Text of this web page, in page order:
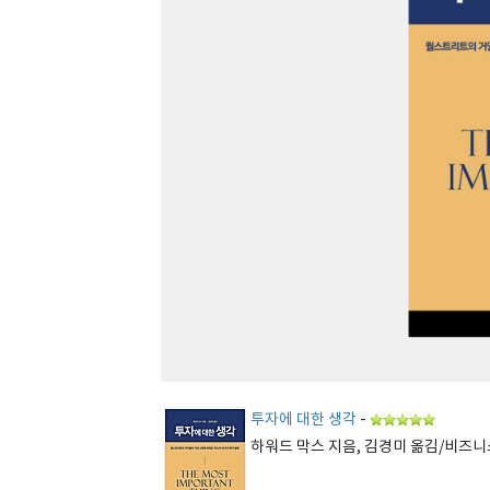
투자에 대한 생각 -
하워드 막스 지음, 김경미 옮김/비즈니